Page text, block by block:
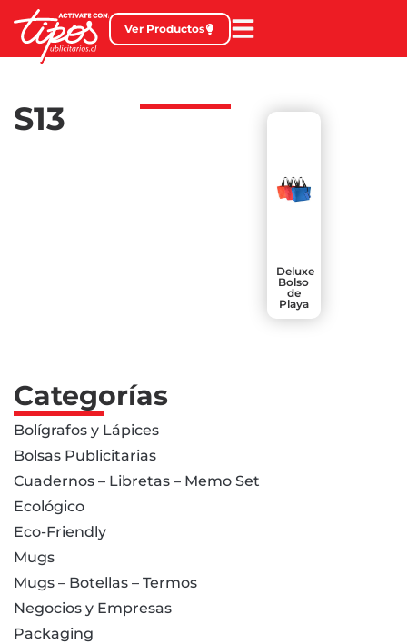
Ver Productos
S13
Deluxe
Bolso
de
Playa
Categorías
Bolígrafos y Lápices
Bolsas Publicitarias
Cuadernos – Libretas – Memo Set
Ecológico
Eco-Friendly
Mugs
Mugs – Botellas – Termos
Negocios y Empresas
Packaging